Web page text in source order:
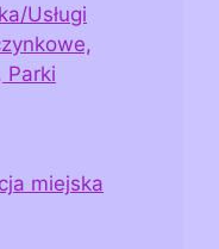
Usługi
Parki
miejska